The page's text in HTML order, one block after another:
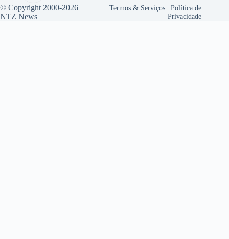
© Copyright 2000-2026
NTZ News
Termos & Serviços |Política de
Privacidade